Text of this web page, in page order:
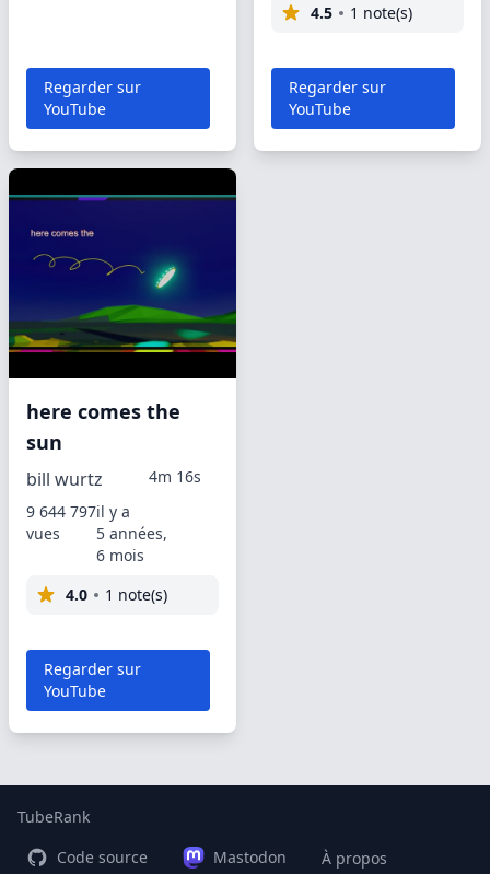
Regarder sur
YouTube
4.5
1 note(s)
Regarder sur
YouTube
here comes the
sun
bill wurtz
4m 16s
9 644 797
vues
il y a
5 années,
6 mois
4.0
1 note(s)
Regarder sur
YouTube
TubeRank
Code source
Mastodon
À propos